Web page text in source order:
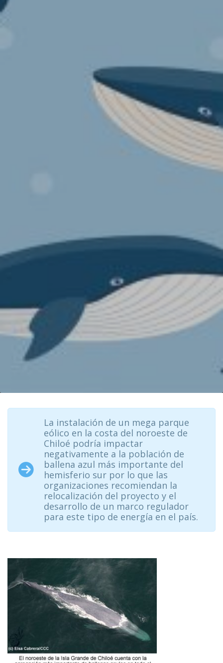
La instalación de un mega parque
eólico en la costa del noroeste de
Chiloé podría impactar
negativamente a la población de
ballena azul más importante del
hemisferio sur por lo que las
organizaciones recomiendan la
relocalización del proyecto y el
desarrollo de un marco regulador
para este tipo de energía en el país.